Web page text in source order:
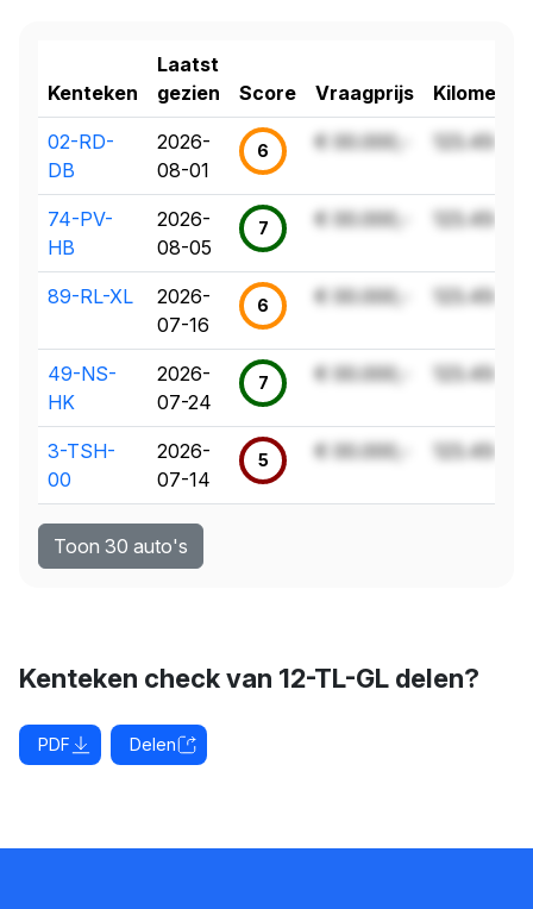
Kenteken
Laatst
gezien
Score Vraagprijs
02-RD-
DB
2026-
08-01
6 € 00.000,- 123.456 km
74-PV-
HB
2026-
08-05
7 € 00.000,- 123.456 km
89-RL-XL
2026-
07-16
6 € 00.000,- 123.456 km
49-NS-
HK
2026-
07-24
7 € 00.000,- 123.456 km
3-TSH-
00
2026-
07-14
5 € 00.000,- 123.456 km
Toon 30 auto's
Kenteken check van 12-TL-GL delen?
PDF Delen